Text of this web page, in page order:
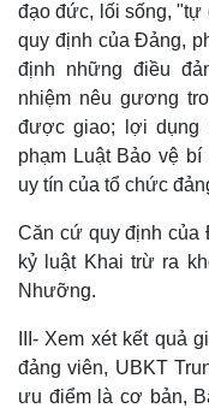
đạo đức, lối sống, "tự
quy định của Đảng,
định những điều
nhiệm nêu gương
được giao; lợi dụng
phạm Luật Bảo vệ
uy tín của tổ chức
Căn cứ quy định của
kỷ luật Khai trừ ra
Nhưỡng.
III- Xem xét kết quả
đảng viên, UBKT
ưu điểm là cơ bản,